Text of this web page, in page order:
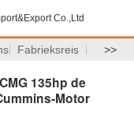
Co.,Ltd
Fabrieksreis >>
135hp de
Motor